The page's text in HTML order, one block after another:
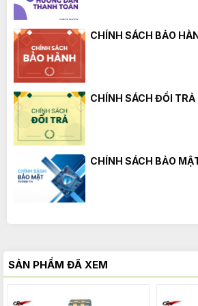
CHÍNH SÁCH BẢO
CHÍNH SÁCH ĐỔI TRẢ
CHÍNH SÁCH BẢO
SẢN PHẨM ĐÃ XEM